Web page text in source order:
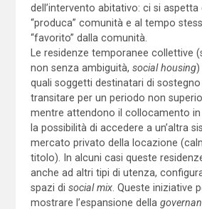
dell’intervento abitativo: ci si aspetta
“produca” comunità e al tempo
“favorito” dalla comunità.
Le residenze temporanee collettive
non senza ambiguità, social housing)
quali soggetti destinatari di
transitare per un periodo non
mentre attendono il collocamento in
la possibilità di accedere a un’altra
mercato privato della locazione
titolo). In alcuni casi queste
anche ad altri tipi di utenza,
spazi di social mix. Queste iniziative
mostrare l’espansione della